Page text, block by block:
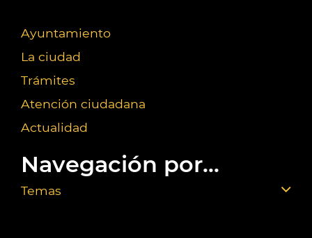
Ayuntamiento
La ciudad
Trámites
Atención ciudadana
Actualidad
Navegación por...
Temas